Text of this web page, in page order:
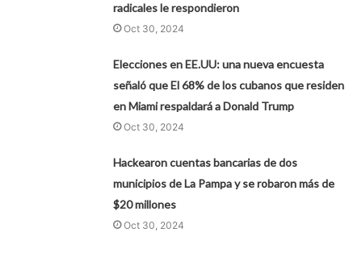
radicales le respondieron
Oct 30, 2024
Elecciones en EE.UU: una nueva encuesta
señaló que El 68% de los cubanos que residen
en Miami respaldará a Donald Trump
Oct 30, 2024
Hackearon cuentas bancarias de dos
municipios de La Pampa y se robaron más de
$20 millones
Oct 30, 2024